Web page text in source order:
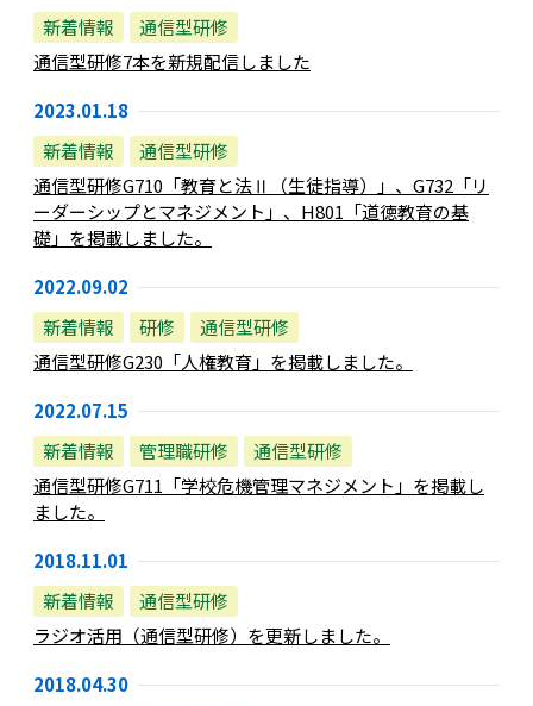
新着情報
通信型研修
通信型研修7本を新規配信しました
2023.01.18
新着情報
通信型研修
通信型研修G710「教育と法Ⅱ（生徒指導）」、G732「リ
ーダーシップとマネジメント」、H801「道徳教育の基
礎」を掲載しました。
2022.09.02
新着情報
研修
通信型研修
通信型研修G230「人権教育」を掲載しました。
2022.07.15
新着情報
管理職研修
通信型研修
通信型研修G711「学校危機管理マネジメント」を掲載し
ました。
2018.11.01
新着情報
通信型研修
ラジオ活用（通信型研修）を更新しました。
2018.04.30